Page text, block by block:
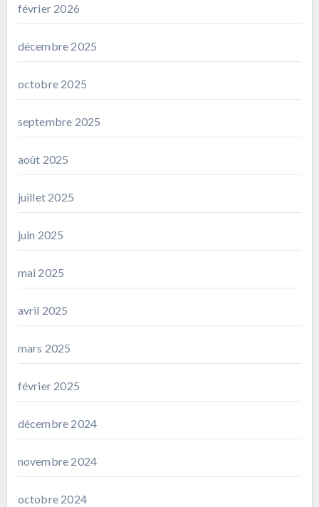
février 2026
décembre 2025
octobre 2025
septembre 2025
août 2025
juillet 2025
juin 2025
mai 2025
avril 2025
mars 2025
février 2025
décembre 2024
novembre 2024
octobre 2024